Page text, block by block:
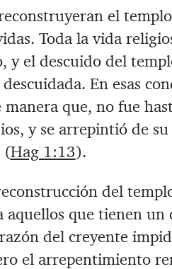
el
Toda la vida
y el descuido del
En esas
que, no fue
y se arrepintió de
(Hag 1:13).
del
que tienen un
del creyente
el arrepentimiento